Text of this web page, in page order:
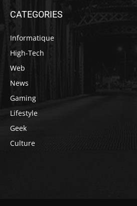
CATEGORIES
Informatique
High-Tech
Web
News
Gaming
Lifestyle
Geek
Culture